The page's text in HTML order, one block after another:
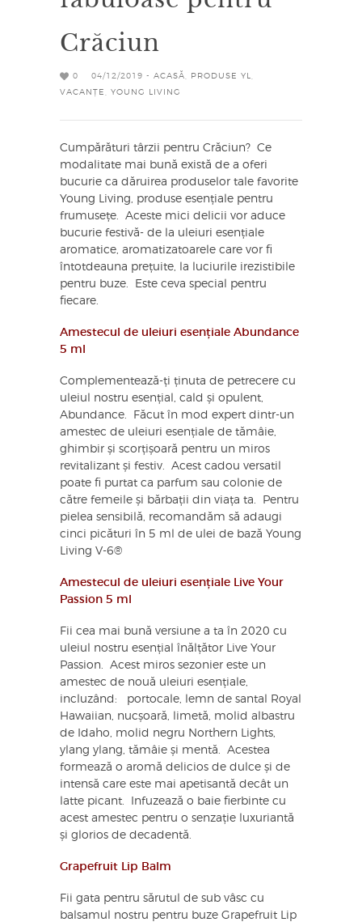
Crăciun
0 04/12/2019 - ACASĂ PRODUSE YL
VACANȚE
YOUNG LIVING
Cumpărături târzii pentru Crăciun? Ce
modalitate mai bună există de a oferi
bucurie ca dăruirea produselor tale favorite
Young Living, produse esențiale pentru
frumusețe. Aceste mici delicii vor aduce
bucurie festivă- de la uleiuri esențiale
aromatice, aromatizatoarele care vor fi
întotdeauna prețuite, la luciurile irezistibile
pentru buze. Este ceva special pentru
fiecare.
Amestecul de uleiuri esențiale Abundance
5 ml
Complementează-ți ținuta de petrecere cu
uleiul nostru esențial, cald și opulent,
Abundance. Făcut în mod expert dintr-un
amestec de uleiuri esențiale de tămâie,
ghimbir și scorțișoară pentru un miros
revitalizant și festiv. Acest cadou versatil
poate fi purtat ca parfum sau colonie de
către femeile și bărbații din viața ta. Pentru
pielea sensibilă, recomandăm să adaugi
cinci picături în 5 ml de ulei de bază Young
Living V-6®
Amestecul de uleiuri esențiale Live Your
Passion 5 ml
Fii cea mai bună versiune a ta în 2020 cu
uleiul nostru esențial înălțător Live Your
Passion. Acest miros sezonier este un
amestec de nouă uleiuri esențiale,
incluzând: portocale, lemn de santal Royal
Hawaiian, nucșoară, limetă, molid albastru
de Idaho, molid negru Northern Lights,
ylang ylang, tămâie și mentă. Acestea
formează o aromă delicios de dulce și de
intensă care este mai apetisantă decât un
latte picant. Infuzează o baie fierbinte cu
acest amestec pentru o senzație luxuriantă
și glorios de decadentă.
Grapefruit Lip Balm
Fii gata pentru sărutul de sub vâsc cu
balsamul nostru pentru buze Grapefruit Lip